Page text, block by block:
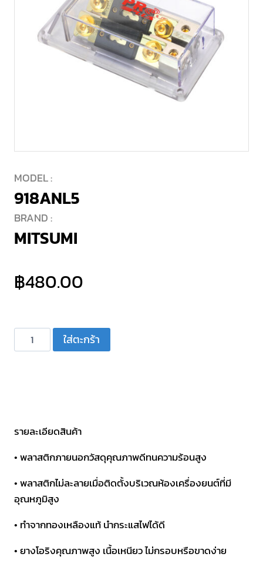
MODEL :
918ANL5
BRAND :
MITSUMI
฿480.00
จำนวน
กระบอก
ใหญ่+ฟิวส์
150A
PRO
PLUS
ANL-
5
ใส่ตะกร้า
รายละเอียดสินค้า
• พลาสติกภายนอกวัสดุคุณภาพดีทนความร้อนสูง
• พลาสติกไม่ละลายเมื่อติดตั้งบริเวณห้องเครื่องยนต์ที่มี
อุณหภูมิสูง
• ทำจากทองเหลืองแท้ นำกระแสไฟได้ดี
• ยางโอริงคุณภาพสูง เนื้อเหนียว ไม่กรอบหรือขาดง่าย